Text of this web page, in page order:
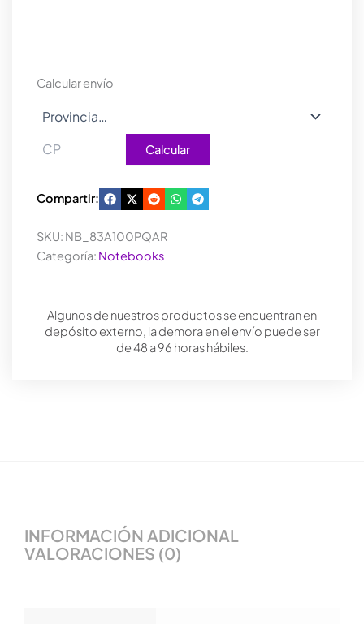
Calcular envío
Calcular
Compartir:
SKU: NB_83A100PQAR
Categoría: Notebooks
Algunos de nuestros productos se encuentran en
depósito externo, la demora en el envío puede ser
de 48 a 96 horas hábiles.
INFORMACIÓN ADICIONAL
VALORACIONES (0)